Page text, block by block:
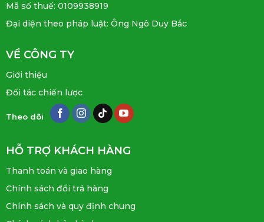
Mã số thuế: 0109938919
Đại diện theo pháp luật: Ông Ngô Duy Bắc
VỀ CÔNG TY
Giới thiệu
Đối tác chiến lược
Theo dõi
HỖ TRỢ KHÁCH HÀNG
Thanh toán và giao hàng
Chính sách đổi trả hàng
Chính sách và quy định chung